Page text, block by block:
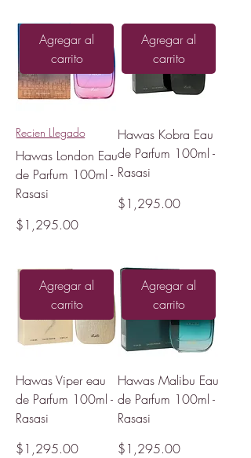
Agregar al
carrito
Recien Llegado
Hawas London Eau
de Parfum 100ml -
Rasasi
Precio
$1,295.00
Agregar al
carrito
Hawas Kobra Eau
de Parfum 100ml -
Rasasi
Precio
$1,295.00
Agregar al
carrito
Hawas Viper eau
de Parfum 100ml -
Rasasi
Precio
$1,295.00
Agregar al
carrito
Hawas Malibu Eau
de Parfum 100ml -
Rasasi
Precio
$1,295.00